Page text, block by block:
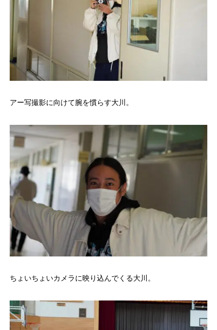
アー写撮影に向けて腕を慣らす大川。
ちょいちょいカメラに映り込んでくる大川。